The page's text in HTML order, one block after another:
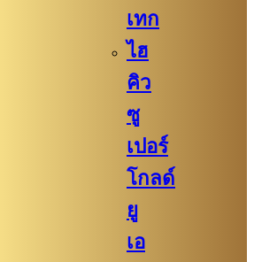
เทก
ไฮ
คิว​​
ซู
เปอร์
โกลด์
ยู
เอ